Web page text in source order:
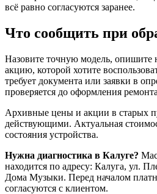
всё равно согласуются заранее.
Что сообщить при
Назовите точную модель, опишите
акцию, которой хотите
требует документа или заявки в
проверяется до оформления
Архивные цены и акции в старых
действующими. Актуальная
состояния устройства.
Нужна диагностика в Калуге?
находится по адресу: Калуга, ул.
Дома Музыки. Перед началом
согласуются с клиентом.